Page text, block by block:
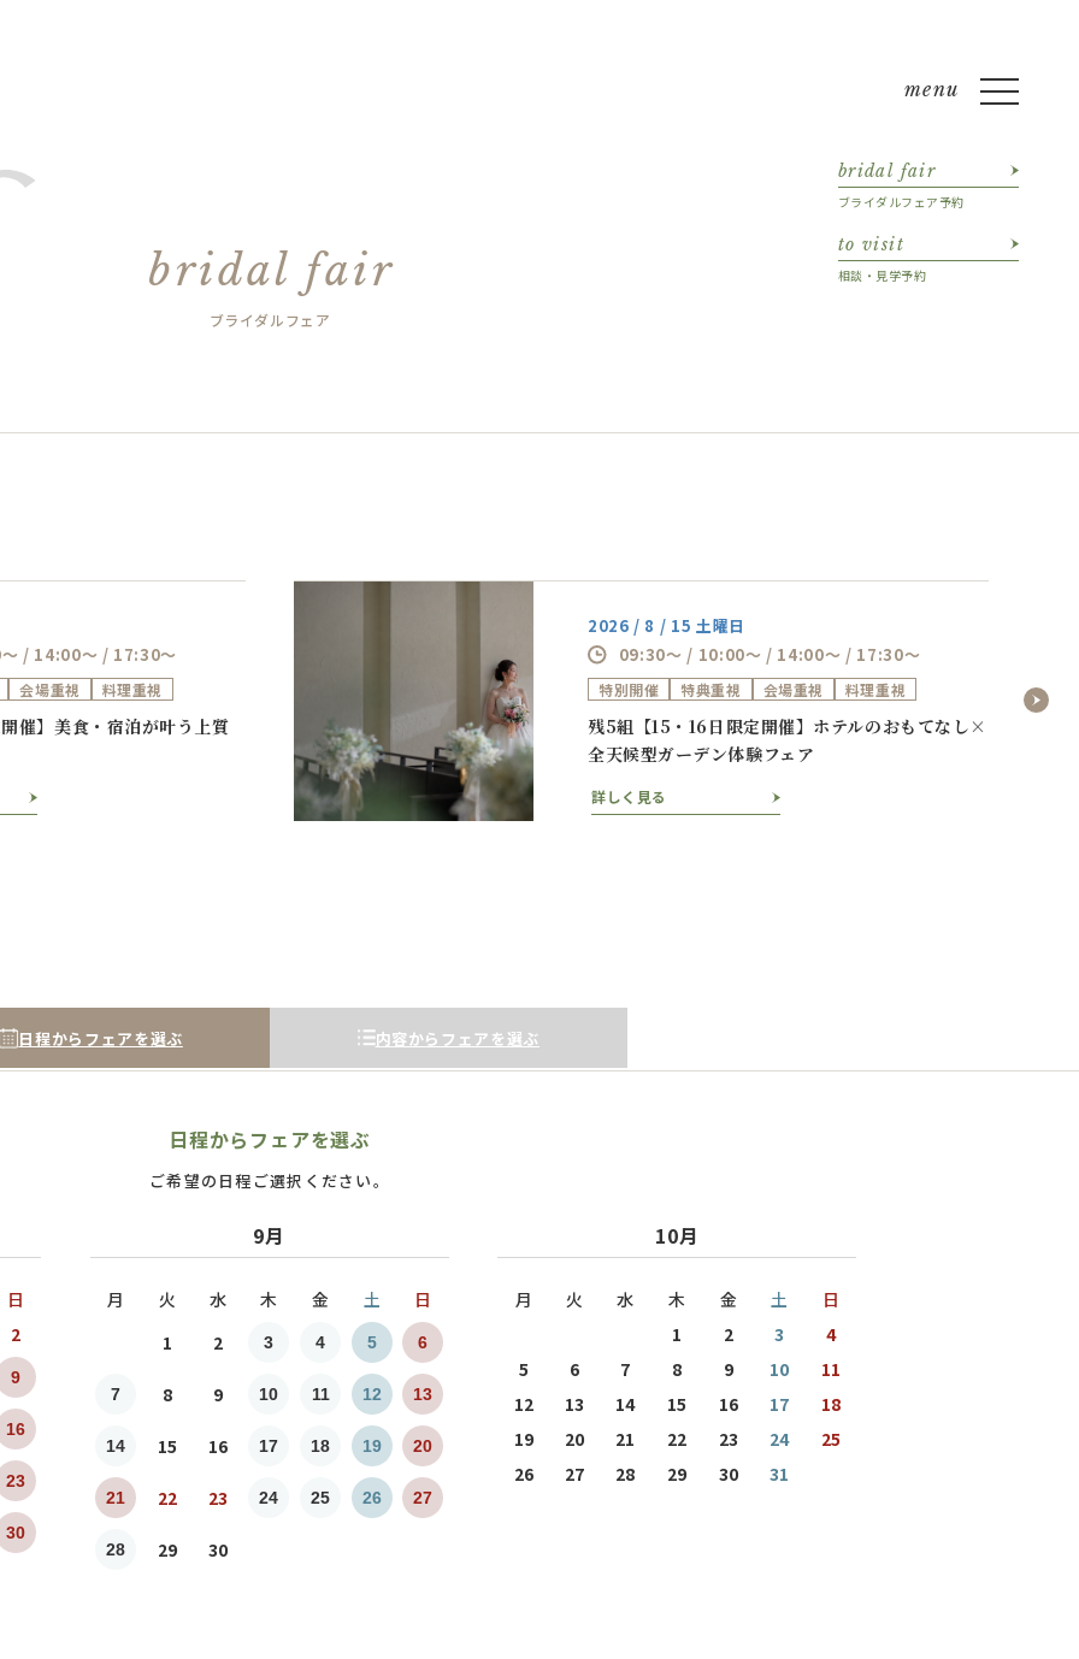
bridal fair
ブライダルフェア予約
to visit
相談・見学予約
bridal fair
ブライダルフェア
Previous
/ 14:00～ / 17:30～
会場重視 料理重視
催】美食・宿泊が叶う上質
2026 / 8 / 15 土曜日
09:30～ / 10:00～ / 14:00～ / 17:30～
特別開催 特典重視 会場重視 料理重視
残5組【15・16日限定開催】ホテルのおもてなし×
全天候型ガーデン体験フェア
詳しく見る
日程からフェアを選ぶ 内容からフェアを選ぶ
日程からフェアを選ぶ
ご希望の日程ご選択ください。
日
2
9
16
23
30
9月
月 火 水 木 金 土
日
1
2 3 4 5 6
7 8 9 10 11 12 13
14 15 16 17 18 19 20
21 22 23 24 25 26 27
28 29 30
10月
月 火 水 木 金 土
日
1
2 3
4
5
6 7 8 9 10
11
12
13 14 15 16 17
18
19
20 21 22 23 24
25
26
27 28 29 30 31